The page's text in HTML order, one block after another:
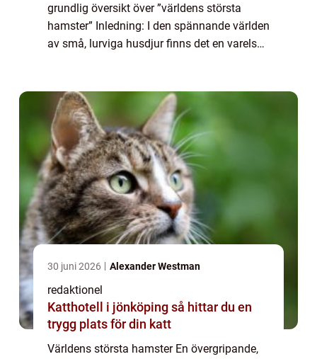
grundlig översikt över ”världens största
hamster” Inledning: I den spännande världen
av små, lurviga husdjur finns det en varelse
30 juni 2026 Alexander Westman
redaktionel
Katthotell i jönköping så hittar du en
trygg plats för din katt
Världens största hamster En övergripande,